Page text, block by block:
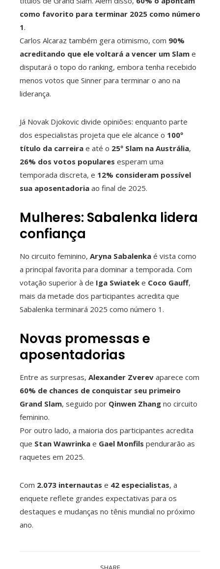
como favorito para terminar 2025 como número
1.
Carlos Alcaraz também gera otimismo, com 90%
acreditando que ele voltará a vencer um Slam e
disputará o topo do ranking, embora tenha recebido
menos votos que Sinner para terminar o ano na
liderança.
Já Novak Djokovic divide opiniões: enquanto parte
dos especialistas projeta que ele alcance o 100º
título da carreira e até o 25º Slam na Austrália,
26% dos votos populares esperam uma
temporada discreta, e 12% consideram possível
sua aposentadoria ao final de 2025.
Mulheres: Sabalenka lidera
confiança
No circuito feminino, Aryna Sabalenka é vista como
a principal favorita para dominar a temporada. Com
votação superior à de Iga Swiatek e Coco Gauff,
mais da metade dos participantes acredita que
Sabalenka terminará 2025 como número 1.
Novas promessas e
aposentadorias
Entre as surpresas, Alexander Zverev aparece com
60% de chances de conquistar seu primeiro
Grand Slam, seguido por Qinwen Zhang no circuito
feminino.
Por outro lado, a maioria dos participantes acredita
que Stan Wawrinka e Gael Monfils pendurarão as
raquetes em 2025.
Com 2.073 internautas e 42 especialistas, a
enquete reflete grandes expectativas para os
destaques e mudanças no tênis mundial no próximo
ano.